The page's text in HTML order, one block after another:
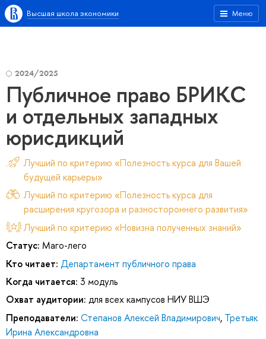
Меню
Высшая школа экономики
2024/2025
Публичное право БРИКС
и отдельных западных
юрисдикций
Лучший по критерию «Полезность курса для Вашей
будущей карьеры»
Лучший по критерию «Полезность курса для
расширения кругозора и разностороннего развития»
Лучший по критерию «Новизна полученных знаний»
Статус: Маго-лего
Кто читает: Департамент публичного права
Когда читается: 3 модуль
Охват аудитории: для всех кампусов НИУ ВШЭ
Преподаватели: Степанов Алексей Владимирович, Третьяк
Ирина Александровна